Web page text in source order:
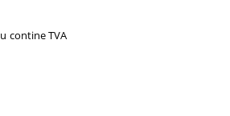
contine TVA